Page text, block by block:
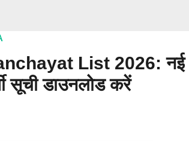
List 2026: नई
सूची डाउनलोड करें